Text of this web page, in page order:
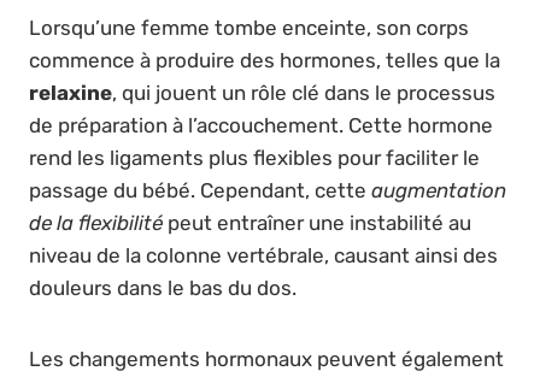
Lorsqu’une femme tombe enceinte, son corps
commence à produire des hormones, telles que la
relaxine, qui jouent un rôle clé dans le processus
de préparation à l’accouchement. Cette hormone
rend les ligaments plus flexibles pour faciliter le
passage du bébé. Cependant, cette augmentation
de la flexibilité peut entraîner une instabilité au
niveau de la colonne vertébrale, causant ainsi des
douleurs dans le bas du dos.
Les changements hormonaux peuvent également